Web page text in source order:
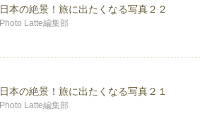
日本の絶景！旅に出たくなる写真２２
Photo Latte編集部
日本の絶景！旅に出たくなる写真２１
Photo Latte編集部